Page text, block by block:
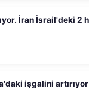
2 hava üssünü
işgalini artırıyor